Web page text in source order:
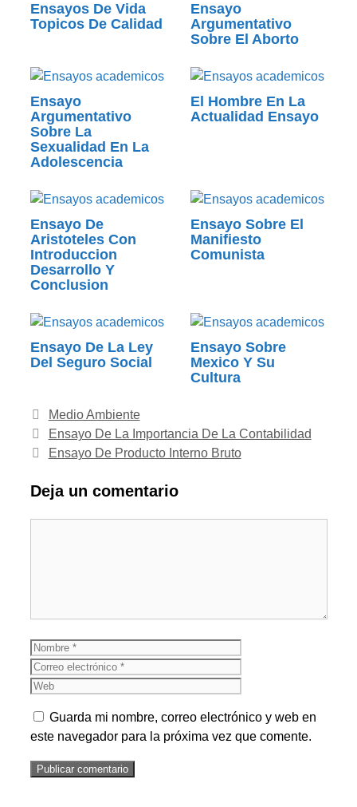
Ensayos De Vida
Topicos De Calidad
Ensayo
Argumentativo
Sobre El Aborto
Ensayo
Argumentativo
Sobre La
Sexualidad En La
Adolescencia
El Hombre En La
Actualidad Ensayo
Ensayo De
Aristoteles Con
Introduccion
Desarrollo Y
Conclusion
Ensayo Sobre El
Manifiesto
Comunista
Ensayo De La Ley
Del Seguro Social
Ensayo Sobre
Mexico Y Su
Cultura
Categorías
Medio Ambiente
Ensayo De La Importancia De La Contabilidad
Ensayo De Producto Interno Bruto
Deja un comentario
Nombre
Guarda mi nombre, correo electrónico y web en
este navegador para la próxima vez que comente.